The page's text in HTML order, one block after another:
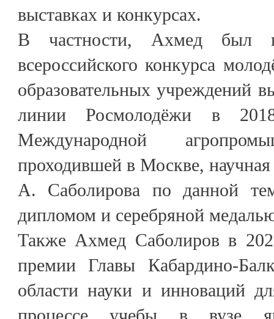
выставках и конкурсах.
В частности, Ахмед был
всероссийского конкурса
образовательных учреждений
линии Росмолодёжи в
Международной
проходившей в Москве,
А. Саболирова по данной
дипломом и серебряной
Также Ахмед Саболиров в
премии Главы Кабардино-
области науки и инноваций
процессе учебы в вузе